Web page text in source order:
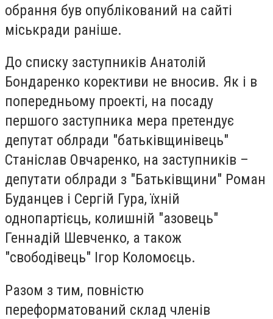
обрання був опублікований на сайті
міськради раніше.
До списку заступників Анатолій
Бондаренко корективи не вносив. Як і в
попередньому проекті, на посаду
першого заступника мера претендує
депутат облради "батьківщинівець"
Станіслав Овчаренко, на заступників –
депутати облради з "Батьківщини" Роман
Буданцев і Сергій Гура, їхній
однопартієць, колишній "азовець"
Геннадій Шевченко, а також
"свободівець" Ігор Коломоєць.
Разом з тим, повністю
переформатований склад членів